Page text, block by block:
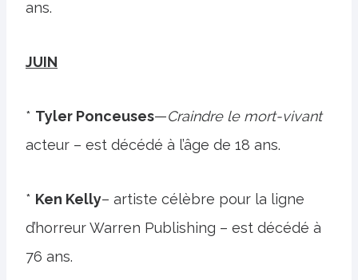
ans.
JUIN
* Tyler Ponceuses—Craindre le mort-vivant
acteur – est décédé à l’âge de 18 ans.
* Ken Kelly– artiste célèbre pour la ligne
d’horreur Warren Publishing – est décédé à
76 ans.